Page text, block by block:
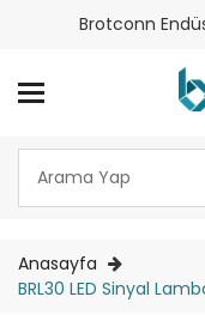
Brotconn
Anasayfa
BRL30 LED Sinyal